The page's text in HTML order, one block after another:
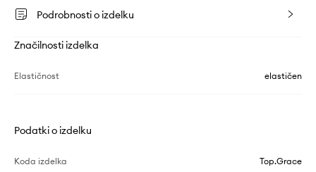
Podrobnosti o izdelku
Značilnosti izdelka
Elastičnost elastičen
Podatki o izdelku
Koda izdelka Top.Grace